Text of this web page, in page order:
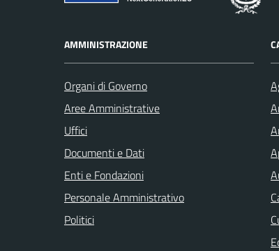
AMMINISTRAZIONE
Organi di Governo
Aree Amministrative
Uffici
Documenti e Dati
Enti e Fondazioni
Personale Amministrativo
Politici